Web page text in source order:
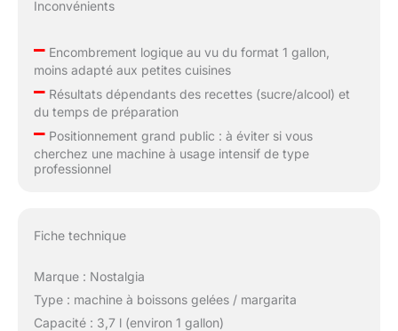
Inconvénients
–Encombrement logique au vu du format 1 gallon,
moins adapté aux petites cuisines
–Résultats dépendants des recettes (sucre/alcool) et
du temps de préparation
–Positionnement grand public : à éviter si vous
cherchez une machine à usage intensif de type
professionnel
Fiche technique
Marque : Nostalgia
Type : machine à boissons gelées / margarita
Capacité : 3,7 l (environ 1 gallon)